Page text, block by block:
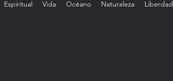
Espiritual Vida Océano Naturaleza Liberdad